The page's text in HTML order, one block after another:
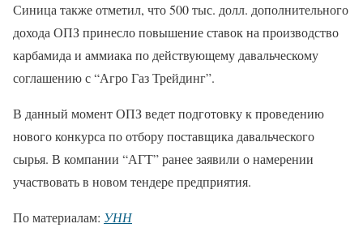
Синица также отметил, что 500 тыс. долл. дополнительного
дохода ОПЗ принесло повышение ставок на производство
карбамида и аммиака по действующему давальческому
соглашению с “Агро Газ Трейдинг”.
В данный момент ОПЗ ведет подготовку к проведению
нового конкурса по отбору поставщика давальческого
сырья. В компании “АГТ” ранее заявили о намерении
участвовать в новом тендере предприятия.
По материалам: УНН